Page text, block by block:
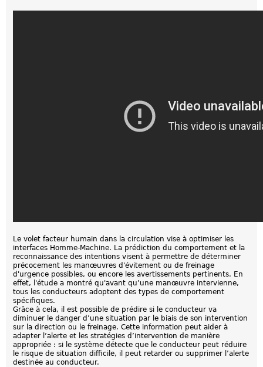
Le volet facteur humain dans la circulation vise à optimiser les
interfaces Homme-Machine. La prédiction du comportement et la
reconnaissance des intentions visent à permettre de déterminer
précocement les manœuvres d'évitement ou de freinage
d'urgence possibles, ou encore les avertissements pertinents. En
effet, l'étude a montré qu'avant qu’une manœuvre intervienne,
tous les conducteurs adoptent des types de comportement
spécifiques.
Grâce à cela, il est possible de prédire si le conducteur va
diminuer le danger d’une situation par le biais de son intervention
sur la direction ou le freinage. Cette information peut aider à
adapter l’alerte et les stratégies d’intervention de manière
appropriée : si le système détecte que le conducteur peut réduire
le risque de situation difficile, il peut retarder ou supprimer l’alerte
destinée au conducteur.